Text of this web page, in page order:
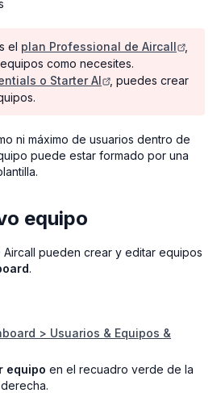
el plan Professional de Aircall
,
como necesites.
o Starter AI
, puedes crear
ni máximo de usuarios dentro de
puede estar formado por una
equipo
Aircall pueden crear y editar equipos
.
> Usuarios & Equipos &
equipo en el recuadro verde de la